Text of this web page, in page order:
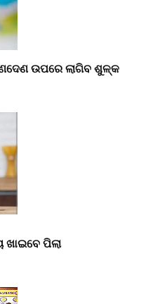
ଉପରେ ଲାଗିବ ଶୁଳ୍କ
ପିଲା